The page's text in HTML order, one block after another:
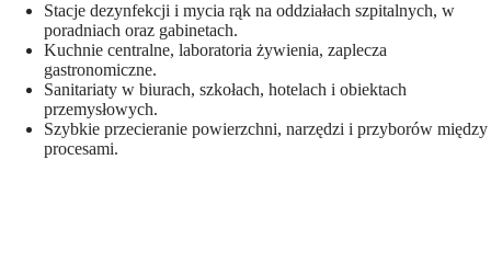
Stacje dezynfekcji i mycia rąk na oddziałach szpitalnych, w
poradniach oraz gabinetach.
Kuchnie centralne, laboratoria żywienia, zaplecza
gastronomiczne.
Sanitariaty w biurach, szkołach, hotelach i obiektach
przemysłowych.
Szybkie przecieranie powierzchni, narzędzi i przyborów między
procesami.